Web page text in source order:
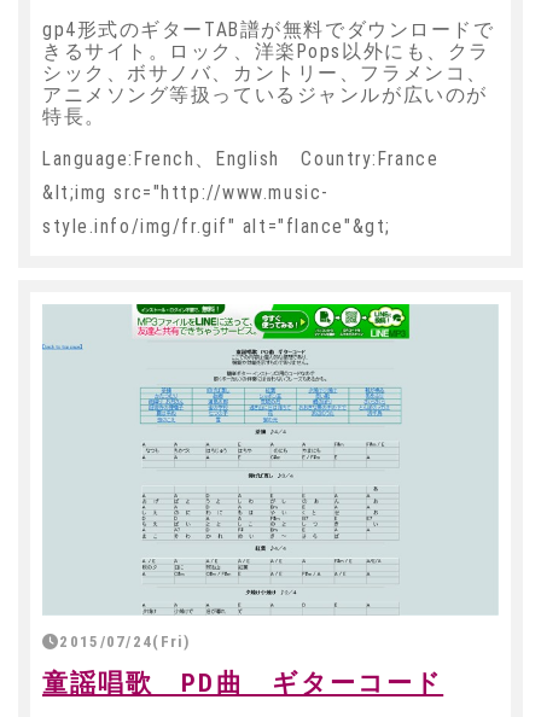
gp4形式のギターTAB譜が無料でダウンロードで
きるサイト。ロック、洋楽Pops以外にも、クラ
シック、ボサノバ、カントリー、フラメンコ、
アニメソング等扱っているジャンルが広いのが
特長。
Language:French、English Country:France
&lt;img src="http://www.music-
style.info/img/fr.gif" alt="flance"&gt;
2015/07/24(Fri)
童謡唱歌 PD曲 ギターコード